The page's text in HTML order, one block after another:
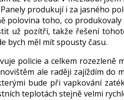
produkují i za jasného
toho, co produkovaly
už pozítří, takže řešení
bych měl mít spousty času.
policie a celkem rozezleně
ale raději zajíždím do
bude při vapkování
teplotách stejně velmi